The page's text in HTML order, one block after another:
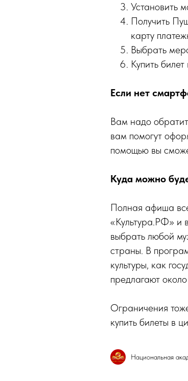
Установить
Получить
карту
Выбрать
Купить
Если нет
Вам надо
вам помогут
помощью вы
Куда можно
Полная афиша
«Культура.РФ» и
выбрать любой
страны. В
культуры, как
предлагают
Ограничения
купить билеты в
Национальная